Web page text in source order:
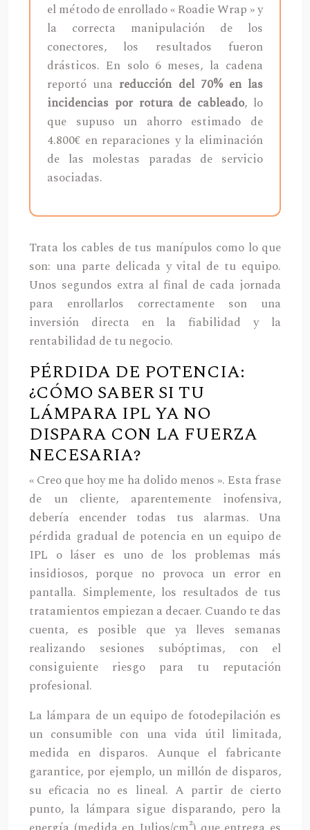
el método de enrollado « Roadie Wrap » y
la correcta manipulación de los
conectores, los resultados fueron
drásticos. En solo 6 meses, la cadena
reportó una reducción del 70% en las
incidencias por rotura de cableado, lo
que supuso un ahorro estimado de
4.800€ en reparaciones y la eliminación
de las molestas paradas de servicio
asociadas.
Trata los cables de tus manípulos como lo que
son: una parte delicada y vital de tu equipo.
Unos segundos extra al final de cada jornada
para enrollarlos correctamente son una
inversión directa en la fiabilidad y la
rentabilidad de tu negocio.
PÉRDIDA DE POTENCIA:
¿CÓMO SABER SI TU
LÁMPARA IPL YA NO
DISPARA CON LA FUERZA
NECESARIA?
« Creo que hoy me ha dolido menos ». Esta frase
de un cliente, aparentemente inofensiva,
debería encender todas tus alarmas. Una
pérdida gradual de potencia en un equipo de
IPL o láser es uno de los problemas más
insidiosos, porque no provoca un error en
pantalla. Simplemente, los resultados de tus
tratamientos empiezan a decaer. Cuando te das
cuenta, es posible que ya lleves semanas
realizando sesiones subóptimas, con el
consiguiente riesgo para tu reputación
profesional.
La lámpara de un equipo de fotodepilación es
un consumible con una vida útil limitada,
medida en disparos. Aunque el fabricante
garantice, por ejemplo, un millón de disparos,
su eficacia no es lineal. A partir de cierto
punto, la lámpara sigue disparando, pero la